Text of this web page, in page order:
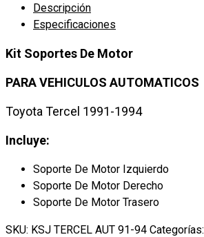
Motor
Toyota
1991-
1994
Automática)
Descripción
Especificaciones
Kit Soportes De Motor
PARA VEHICULOS AUTOMATICOS
Toyota Tercel 1991-1994
Incluye:
Soporte De Motor Izquierdo
Soporte De Motor Derecho
Soporte De Motor Trasero
SKU: KSJ TERCEL AUT 91-94 Categorías: